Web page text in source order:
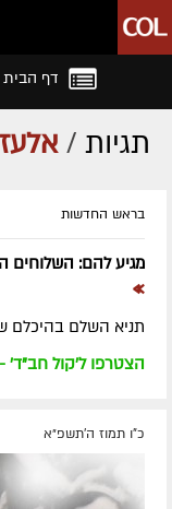
דף הבית
תגיות /
בראש החדשות
מגיע להם: השלוחים
»
תניא השלם בהיכלם
הצטרפו ל'קול חב"ד' -
כ"ו תמוז ה׳תשפ״א